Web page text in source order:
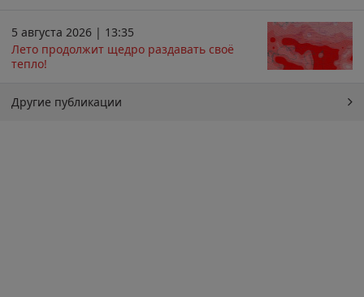
5 августа 2026 | 13:35
Лето продолжит щедро раздавать своё
тепло!
Другие публикации